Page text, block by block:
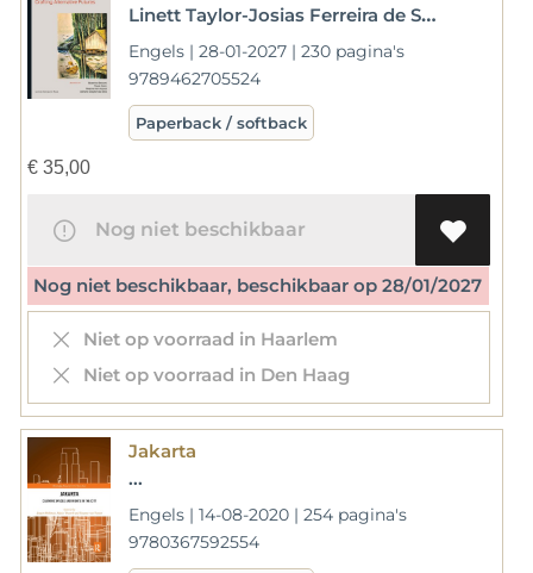
Linett Taylor-Josias Ferreira de Souza-Hellen Cristina Picanço Simas-Arjun Appadurai-Stefania Milan-Emiliano Treré-Marina Magalhães de Morais-Naziano Filizola-Yásnaya Elena Aguilar Gil
Engels | 28-01-2027 | 230 pagina's
9789462705524
Paperback / softback
€35,00
Nog niet beschikbaar
Nog niet beschikbaar, beschikbaar op 28/01/2027
Niet op voorraad in Haarlem
Niet op voorraad in Den Haag
Jakarta
...
Engels | 14-08-2020 | 254 pagina's
9780367592554